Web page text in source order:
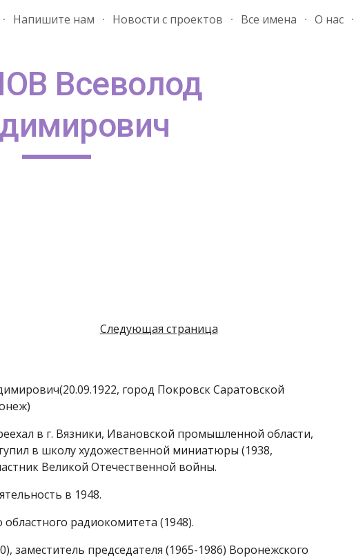
Skip to navigation
Напишите нам Новости с проектов Все имена О нас
Всеволод
Следующая страница
город Покровск Саратовской
в г. Вязники, Ивановской промышленной области,
в школу художественной миниатюры (1938,
Великой Отечественной войны.
в 1948.
радиокомитета (1948).
заместитель председателя (1965-1986) Воронежского